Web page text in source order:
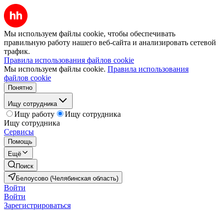
Мы используем файлы cookie, чтобы обеспечивать
правильную работу нашего веб-сайта и анализировать сетевой
трафик.
Правила использования файлов cookie
Мы используем файлы cookie. Правила использования
файлов cookie
Понятно
Ищу сотрудника
Ищу работу
Ищу сотрудника
Ищу сотрудника
Сервисы
Помощь
Ещё
Поиск
Белоусово (Челябинская область)
Войти
Войти
Зарегистрироваться